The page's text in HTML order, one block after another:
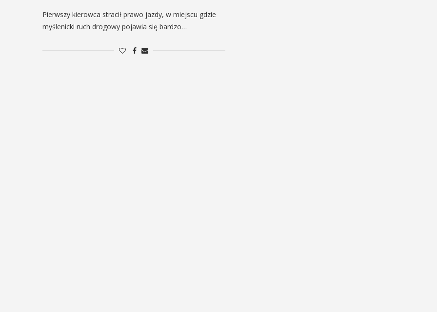
Pierwszy kierowca stracił prawo jazdy, w miejscu gdzie
myślenicki ruch drogowy pojawia się bardzo…